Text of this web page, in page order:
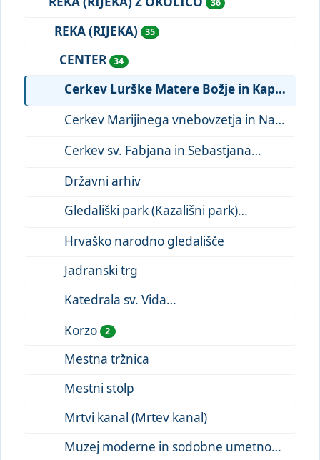
36
REKA (RIJEKA) 35
CENTER 34
Cerkev Lurške Matere Božje in Kapucinski sa ...
Cerkev Marijinega vnebovzetja in Nagnjen stolp
Cerkev sv. Fabjana in Sebastjana
Državni arhiv
Gledališki park (Kazališni park)
Hrvaško narodno gledališče
Jadranski trg
Katedrala sv. Vida
Korzo
2
Mestna tržnica
Mestni stolp
Mrtvi kanal (Mrtev kanal)
Muzej moderne in sodobne umetnosti